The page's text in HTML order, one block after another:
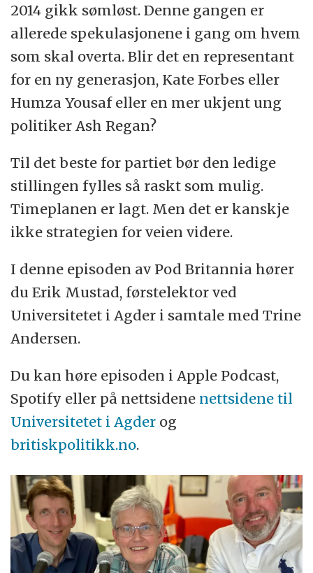
2014 gikk sømløst. Denne gangen er
allerede spekulasjonene i gang om hvem
som skal overta. Blir det en representant
for en ny generasjon, Kate Forbes eller
Humza Yousaf eller en mer ukjent ung
politiker Ash Regan?
Til det beste for partiet bør den ledige
stillingen fylles så raskt som mulig.
Timeplanen er lagt. Men det er kanskje
ikke strategien for veien videre.
I denne episoden av Pod Britannia hører
du Erik Mustad, førstelektor ved
Universitetet i Agder i samtale med Trine
Andersen.
Du kan høre episoden i Apple Podcast,
Spotify eller på nettsidene nettsidene til
Universitetet i Agder og
britiskpolitikk.no.